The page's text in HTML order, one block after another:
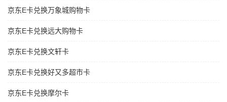
京东E卡兑换万象城购物卡
京东E卡兑换远大购物卡
京东E卡兑换文轩卡
京东E卡兑换好又多超市卡
京东E卡兑换摩尔卡